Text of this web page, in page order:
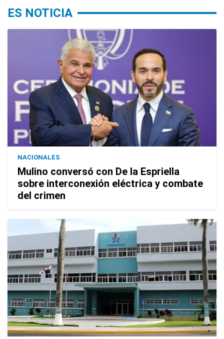
ES NOTICIA
NACIONALES
Mulino conversó con De la Espriella
sobre interconexión eléctrica y combate
del crimen